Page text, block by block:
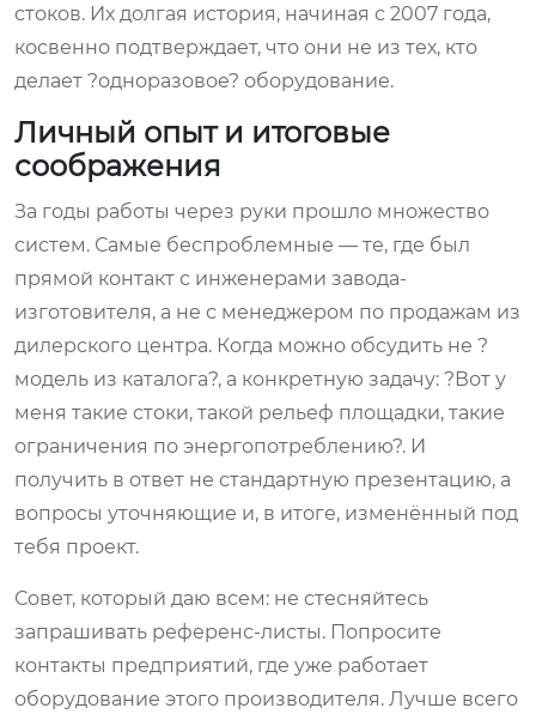
стоков. Их долгая история, начиная с 2007 года,
косвенно подтверждает, что они не из тех, кто
делает ?одноразовое? оборудование.
Личный опыт и итоговые
соображения
За годы работы через руки прошло множество
систем. Самые беспроблемные — те, где был
прямой контакт с инженерами завода-
изготовителя, а не с менеджером по продажам из
дилерского центра. Когда можно обсудить не ?
модель из каталога?, а конкретную задачу: ?Вот у
меня такие стоки, такой рельеф площадки, такие
ограничения по энергопотреблению?. И
получить в ответ не стандартную презентацию, а
вопросы уточняющие и, в итоге, изменённый под
тебя проект.
Совет, который даю всем: не стесняйтесь
запрашивать референс-листы. Попросите
контакты предприятий, где уже работает
оборудование этого производителя. Лучше всего